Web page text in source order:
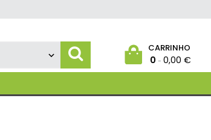
CARRINHO
0 - 0,00 €